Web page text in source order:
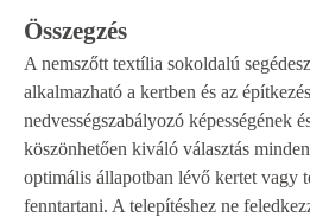
Összegzés
A nemszőtt textília sokoldalú
alkalmazható a kertben és az
nedvességszabályozó képességének
köszönhetően kiváló választás
optimális állapotban lévő kertet vagy
fenntartani. A telepítéshez ne